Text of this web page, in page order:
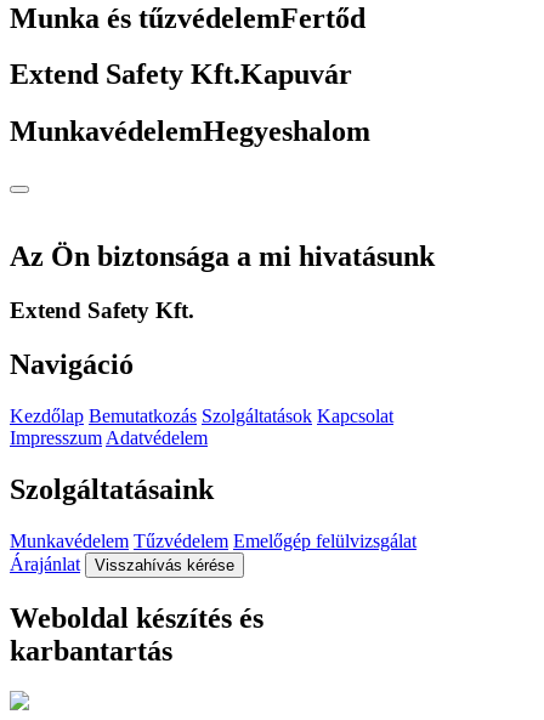
Munka és tűzvédelemFertőd
Extend Safety Kft.Kapuvár
MunkavédelemHegyeshalom
Az Ön biztonsága a mi hivatásunk
Extend Safety Kft.
Navigáció
Kezdőlap Bemutatkozás Szolgáltatások Kapcsolat
Impresszum Adatvédelem
Szolgáltatásaink
Munkavédelem Tűzvédelem Emelőgép felülvizsgálat
Árajánlat
Visszahívás kérése
Weboldal készítés és
karbantartás